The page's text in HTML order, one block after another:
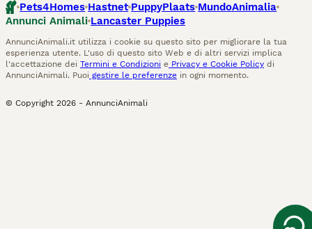
Pets4Homes Hastnet PuppyPlaats MundoAnimalia
Annunci Animali Lancaster Puppies
AnnunciAnimali.it utilizza i cookie su questo sito per migliorare la tua
esperienza utente. L'uso di questo sito Web e di altri servizi implica
l'accettazione dei Termini e Condizioni e Privacy e Cookie Policy di
AnnunciAnimali. Puoi gestire le preferenze in ogni momento.
© Copyright 2026 - AnnunciAnimali